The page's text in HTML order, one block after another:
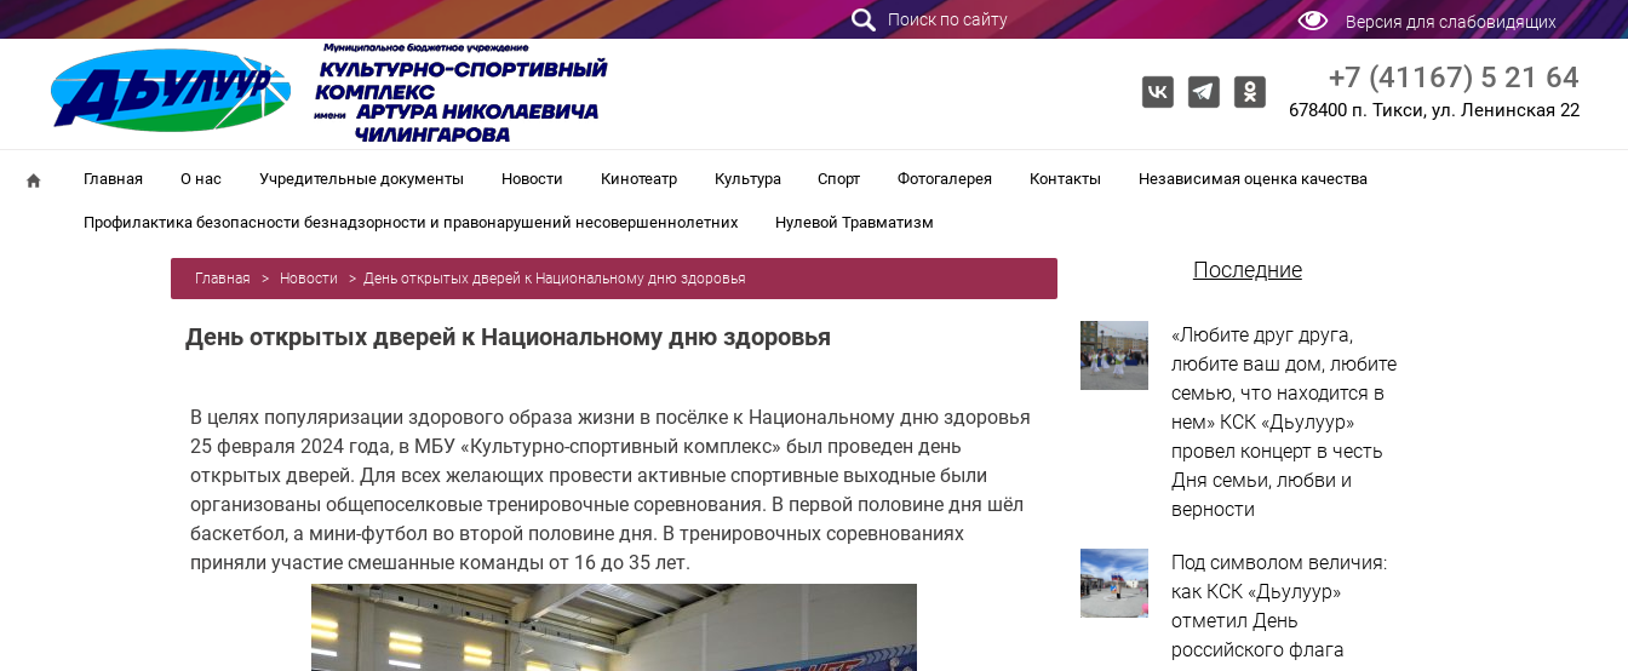
Версия для слабовидящих
Поиск по сайту
+7 (41167) 5 21 64
678400 п. Тикси, ул. Ленинская 22
Главная О нас Учредительные документы Новости Кинотеатр Культура Спорт Фотогалерея Контакты Независимая оценка качества
Профилактика безопасности безнадзорности и правонарушений несовершеннолетних Нулевой Травматизм
Главная > Новости > День открытых дверей к Национальному дню здоровья
День открытых дверей к Национальному дню здоровья
В целях популяризации здорового образа жизни в посёлке к Национальному дню здоровья
25 февраля 2024 года, в МБУ «Культурно-спортивный комплекс» был проведен день
открытых дверей. Для всех желающих провести активные спортивные выходные были
организованы общепоселковые тренировочные соревнования. В первой половине дня шёл
баскетбол, а мини-футбол во второй половине дня. В тренировочных соревнованиях
приняли участие смешанные команды от 16 до 35 лет.
Последние
«Любите друг друга,
любите ваш дом, любите
семью, что находится в
нем» КСК «Дьулуур»
провел концерт в честь
Дня семьи, любви и
верности
Под символом величия:
как КСК «Дьулуур»
отметил День
российского флага